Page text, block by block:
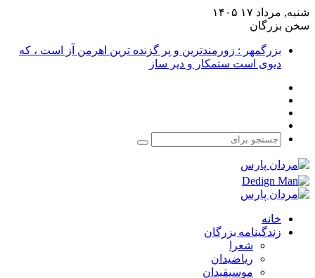
شنبه, مرداد ۱۷ ۱۴۰۵
سخن بزرگان
بزرگمهر : زورمندترین و پر گزنده ترین اهرمن آز است ، که
دیوی است ستمکار و دیر ساز
جستجو
خانه
زندگینامه بزرگان
شعرا
ریاضیدان
موسیقیدان